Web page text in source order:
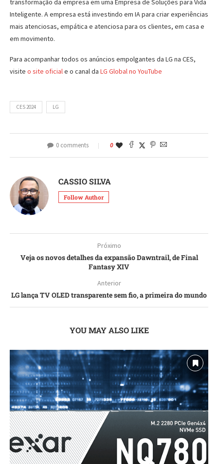
transformação da empresa em uma Empresa de Soluções para Vida
Inteligente. A empresa está investindo em IA para criar experiências
mais atenciosas, empática e atenciosa para os clientes, em casa e
em movimento.
Para acompanhar todos os anúncios empolgantes da LG na CES,
visite o site oficiale o canal da LG Global no YouTube
CES 2024 LG
0 comments 0
CASSIO SILVA
Follow Author
Próximo
Veja os novos detalhes da expansão Dawntrail, de Final
Fantasy XIV
Anterior
LG lança TV OLED transparente sem fio, a primeira do mundo
YOU MAY ALSO LIKE